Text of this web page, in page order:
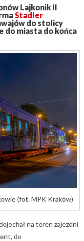
Lajkonik II
Stadler
do stolicy
do miasta do końca
(fot. MPK Kraków)
na teren zajezdni
do